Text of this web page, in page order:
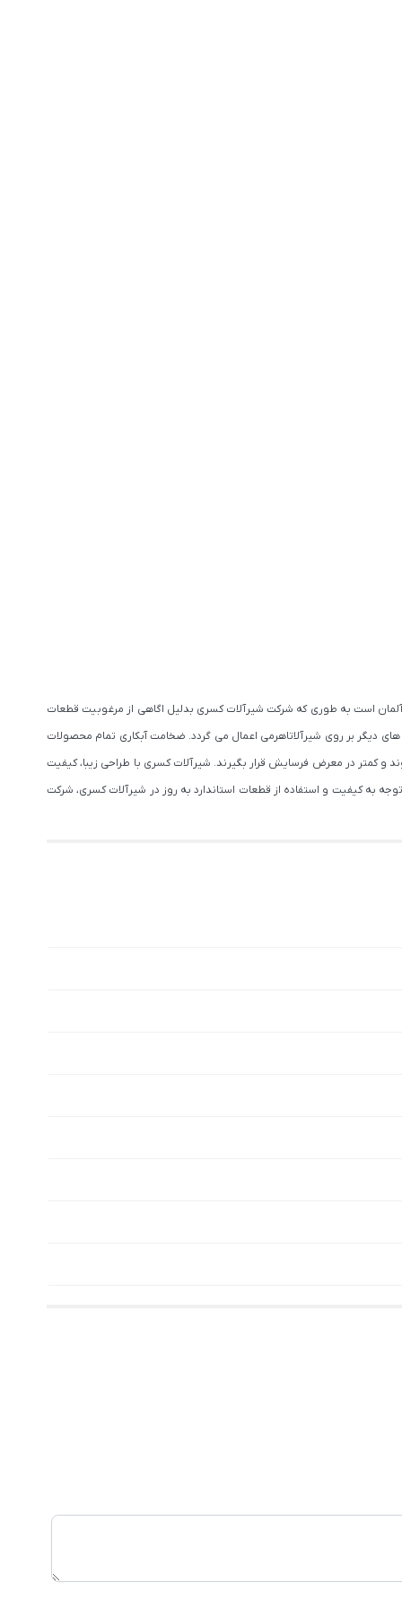
است به طوری که شرکت شیرآلات کسری بدلیل اگاهی از مرغوبیت قطعات
دیگر بر روی شیرآلاتاهرمی اعمال می گردد. ضخامت آبکاری تمام محصولات
و کمتر در معرض فرسایش قرار بگیرند. شیرآلات کسری با طراحی زیبا، کیفیت
به کیفیت و استفاده از قطعات استاندارد به روز در شیرآلات کسری، شرکت